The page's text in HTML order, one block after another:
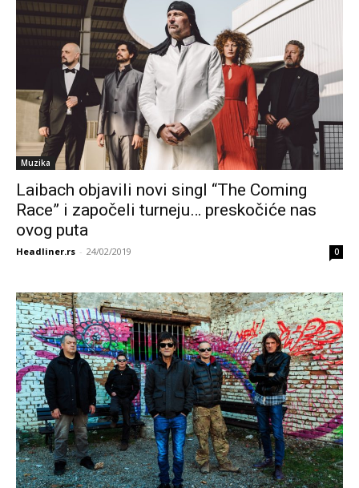
Muzika
Laibach objavili novi singl “The Coming
Race” i započeli turneju… preskočiće nas
ovog puta
Headliner.rs - 24/02/2019 0